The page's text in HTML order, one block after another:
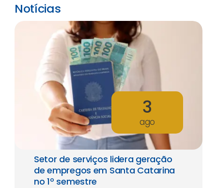
Notícias
3
ago
Setor de serviços lidera geração
de empregos em Santa Catarina
no 1º semestre